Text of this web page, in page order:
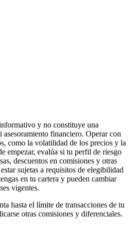
y no constituye una
financiero. Operar con
como la volatilidad de los precios y la
empezar, evalúa si tu perfil de riesgo
descuentos en comisiones y otras
sujetas a requisitos de elegibilidad
en tu cartera y pueden cambiar
vigentes.
hasta el límite de transacciones de tu
otras comisiones y diferenciales.